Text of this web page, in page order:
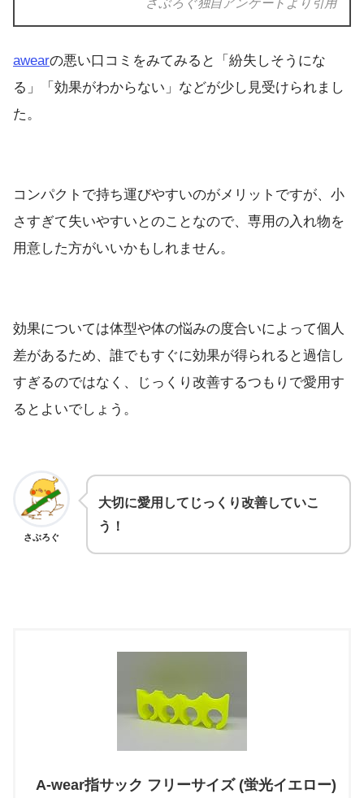
awearの悪い口コミをみてみると「紛失しそうにな
る」「効果がわからない」などが少し見受けられまし
た。
コンパクトで持ち運びやすいのがメリットですが、小
さすぎて失いやすいとのことなので、専用の入れ物を
用意した方がいいかもしれません。
効果については体型や体の悩みの度合いによって個人
差があるため、誰でもすぐに効果が得られると過信し
すぎるのではなく、じっくり改善するつもりで愛用す
るとよいでしょう。
さぶろぐ
大切に愛用してじっくり改善していこ
う！
A-wear指サック フリーサイズ (蛍光イエロー)